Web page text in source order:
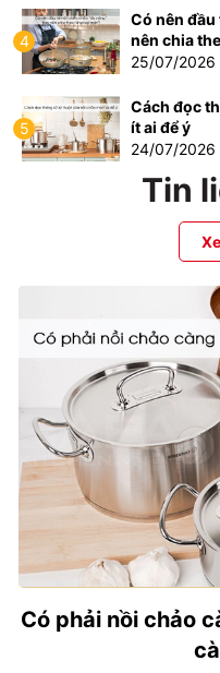
4
Có nên đầu
nên chia
25/07/2026
5
Cách đọc
ít ai để ý
24/07/2026
Tin
Có phải nồi chảo